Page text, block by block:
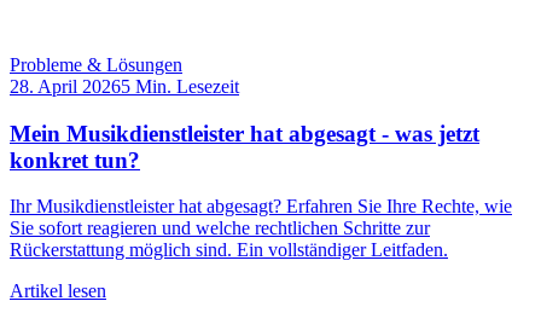
Probleme & Lösungen
28. April 20265 Min. Lesezeit
Mein Musikdienstleister hat abgesagt - was jetzt
konkret tun?
Ihr Musikdienstleister hat abgesagt? Erfahren Sie Ihre Rechte, wie
Sie sofort reagieren und welche rechtlichen Schritte zur
Rückerstattung möglich sind. Ein vollständiger Leitfaden.
Artikel lesen